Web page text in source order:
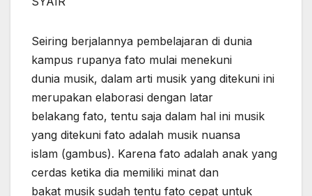
Seiring berjalannya pembelajaran di dunia
kampus rupanya fato mulai menekuni
dunia musik, dalam arti musik yang ditekuni ini
merupakan elaborasi dengan latar
belakang fato, tentu saja dalam hal ini musik
yang ditekuni fato adalah musik nuansa
islam (gambus). Karena fato adalah anak yang
cerdas ketika dia memiliki minat dan
bakat musik sudah tentu fato cepat untuk